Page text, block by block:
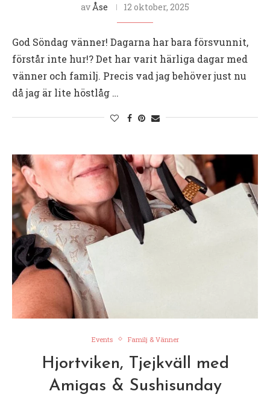
av Åse 12 oktober, 2025
God Söndag vänner! Dagarna har bara försvunnit,
förstår inte hur!? Det har varit härliga dagar med
vänner och familj. Precis vad jag behöver just nu
då jag är lite höstlåg …
Events Familj & Vänner
Hjortviken, Tjejkväll med
Amigas & Sushisunday